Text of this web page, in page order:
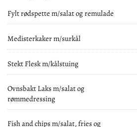
Fylt rødspette m/salat og remulade
Medisterkaker m/surkål
Stekt Flesk m/kålstuing
Ovnsbakt Laks m/salat og
rømmedressing
Fish and chips m/salat, fries og